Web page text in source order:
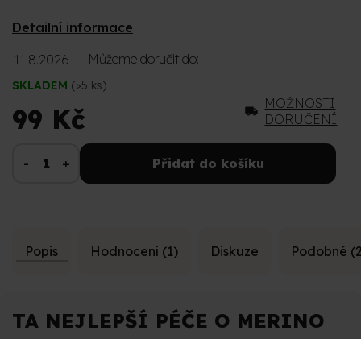
99 Kč
SKLADEM (>5 ks)
Můžeme doručit do:
11.8.2026
MOŽNOSTI
DORUČENÍ
Přidat do košíku
Detailní informace
Popis Podobné
Hodnocení (1) Diskuze
TA NEJLEPŠÍ PÉČE O MERINO